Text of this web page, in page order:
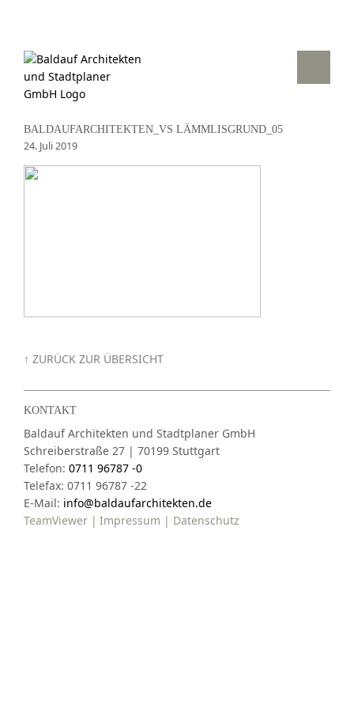
BALDAUFARCHITEKTEN_VS LÄMMLISGRUND_05
24. Juli 2019
↑ ZURÜCK ZUR ÜBERSICHT
KONTAKT
Baldauf Architekten und Stadtplaner GmbH
Schreiberstraße 27| 70199 Stuttgart
Telefon: 0711 96787 -0
Telefax: 0711 96787 -22
E-Mail: info@baldaufarchitekten.de
TeamViewer
Impressum Datenschutz